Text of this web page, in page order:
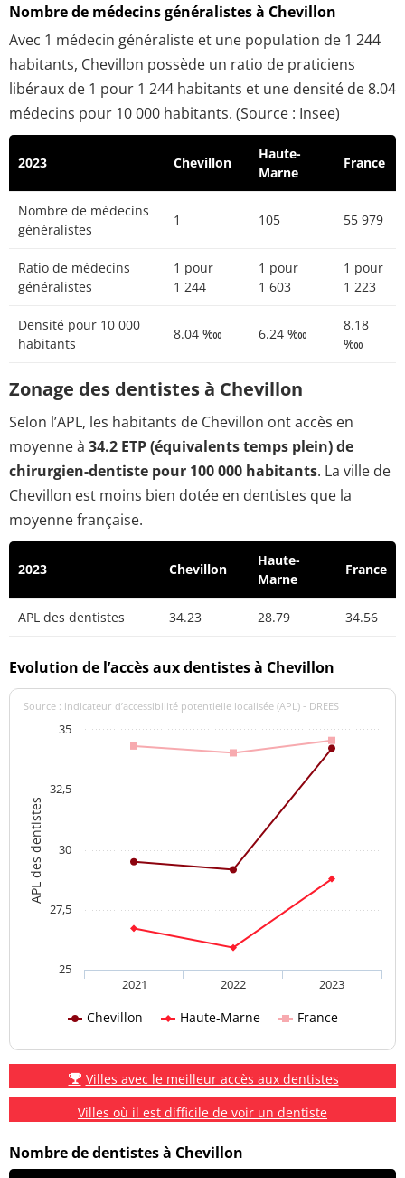
Nombre de médecins généralistes à Chevillon
Avec 1 médecin généraliste et une population de 1 244
habitants, Chevillon possède un ratio de praticiens
libéraux de 1 pour 1 244 habitants et une densité de 8.04
médecins pour 10 000 habitants. (Source : Insee)
2023 Chevillon
Haute-
Marne
France
Nombre de médecins
généralistes
1 105 55 979
Ratio de médecins
généralistes
1 pour
1 244
1 pour
1 603
1 pour
1 223
Densité pour 10 000
habitants
8.04 ‱ 6.24 ‱
8.18
‱
Zonage des dentistes à Chevillon
Selon l’APL, les habitants de Chevillon ont accès en
moyenne à 34.2 ETP (équivalents temps plein) de
chirurgien-dentiste pour 100 000 habitants. La ville de
Chevillon est moins bien dotée en dentistes que la
moyenne française.
2023 Chevillon
Haute-
Marne
France
APL des dentistes 34.23 28.79 34.56
Evolution de l’accès aux dentistes à Chevillon
APL des dentistes
Source : indicateur d’accessibilité potentielle localisée (APL) - DREES
Chevillon Haute-Marne France
2021 2022 2023
25
27,5
30
32,5
35
Villes avec le meilleur accès aux dentistes
Villes où il est difficile de voir un dentiste
Nombre de dentistes à Chevillon